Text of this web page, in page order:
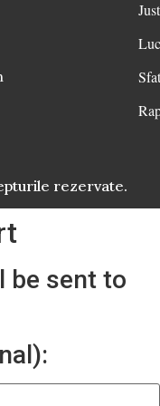
rezervate.
be sent to